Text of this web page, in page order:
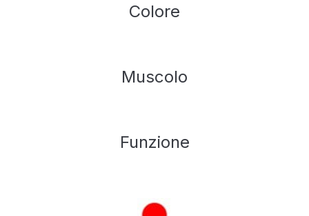
Colore
Muscolo
Funzione